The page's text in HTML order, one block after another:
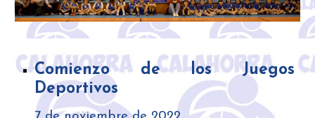
Comienzo de los Juegos
Deportivos